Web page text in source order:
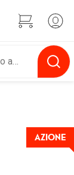
AZIONE